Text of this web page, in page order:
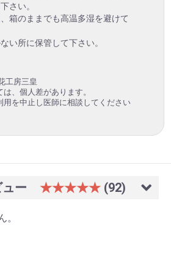
さい。
箱のままでも高温多湿を避けて
い所に保管して下さい。
工房三皇
、個人差があります。
用を中止し医師に相談してください
ー ★★★★★ (92)
。